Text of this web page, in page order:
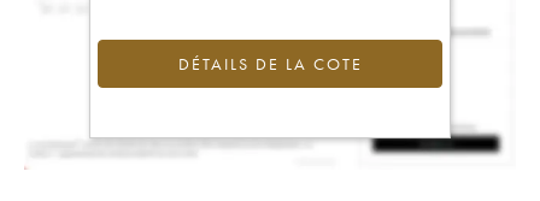
DÉTAILS DE LA COTE